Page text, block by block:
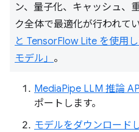
ン、量子化、キャッシュ、
ク全体で最適化が行われて
と TensorFlow Lite を使用
モデル」 。
MediaPipe LLM 推論
ポートします。
モデルをダウンロード